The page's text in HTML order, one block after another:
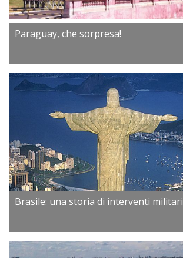
Paraguay, che sorpresa!
Brasile: una storia di interventi militari